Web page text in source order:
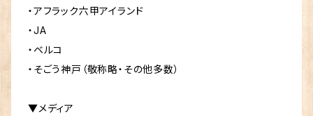
・アフラック六甲アイランド
・JA
・ベルコ
・そごう神戸（敬称略・その他多数）
▼メディア